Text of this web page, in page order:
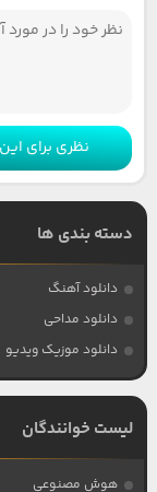
نظری برای
دسته بندی ها
دانلود آهنگ
دانلود مداحی
دانلود موزیک ویدیو
لیست خوانندگان
هوش مصنوعی